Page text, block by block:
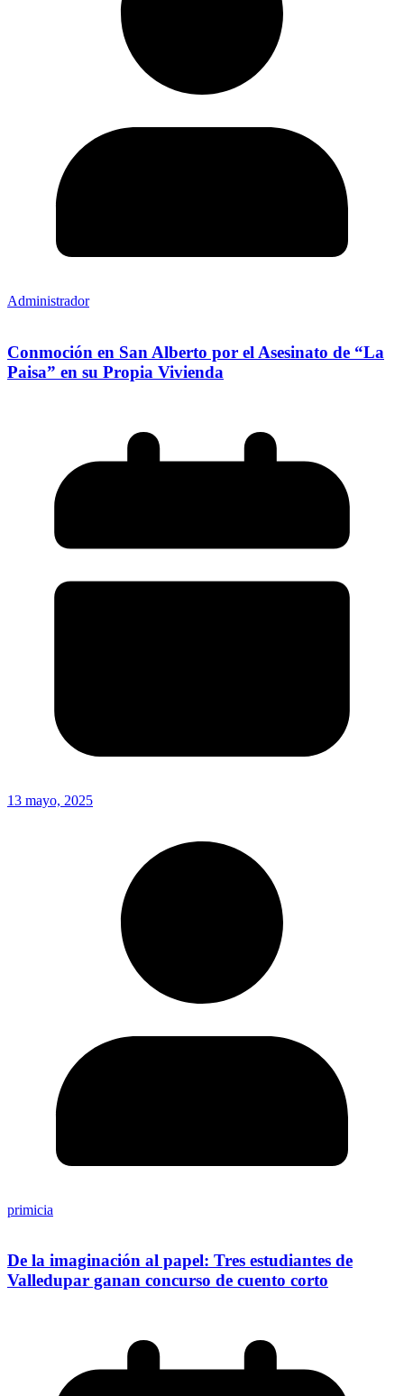
Administrador
Conmoción en San Alberto por el Asesinato de “La
Paisa” en su Propia Vivienda
13 mayo, 2025
primicia
De la imaginación al papel: Tres estudiantes de
Valledupar ganan concurso de cuento corto